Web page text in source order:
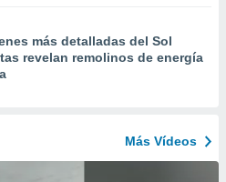
más detalladas del Sol
revelan remolinos de energía
Más Vídeos